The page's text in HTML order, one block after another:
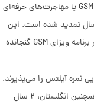
پیش‌از این، نمره اعتبار آیلتس برای GSM یا مهاجرت‌های حرفه‌ای
استرالیا ۲ سال بود؛ اما امروزه به ۳ سال تمدید شده است. این
تمدید، بخشی از تغییرات مختلفی است که در برنامه ویزای GSM گنجانده
نمره آیلتس را می‌پذیرند.
دوره اعتبار آیلتس در ایالات متحده آمریکا و همچنین انگلستان، ۲ سال